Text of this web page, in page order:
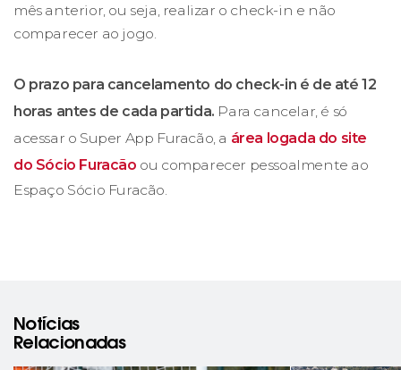
mês anterior, ou seja, realizar o check-in e não
comparecer ao jogo.
O prazo para cancelamento do check-in é de até 12
horas antes de cada partida. Para cancelar, é só
acessar o Super App Furacão, a área logada do site
do Sócio Furacão ou comparecer pessoalmente ao
Espaço Sócio Furacão.
Notícias
Relacionadas